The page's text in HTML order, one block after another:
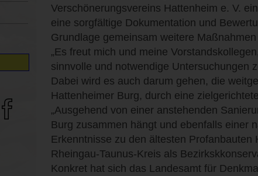
Verschönerungsvereins Hattenheim e. V.
eine sorgfältige Dokumentation und
Grundlage gemeinsam weitere
„Es freut mich und meine
sinnvolle und notwendige Untersuchungen
Dabei wird es auch darum gehen, die
Hattenheimer Burg, durch eine
„Ausgehend von einer anstehenden
Burg zusammen hängt und ebenfalls einer
Erkenntnisse zu den ältesten
Rheingau-Taunus-Kreis als
Konkret hat sich das Landesamt für